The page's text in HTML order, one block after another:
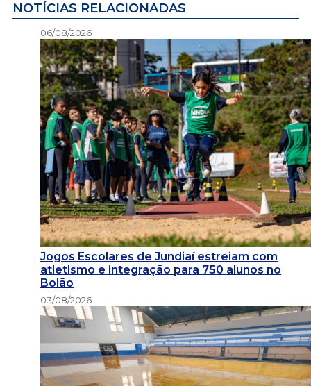
NOTÍCIAS RELACIONADAS
06/08/2026
Jogos Escolares de Jundiaí estreiam com
atletismo e integração para 750 alunos no
Bolão
03/08/2026